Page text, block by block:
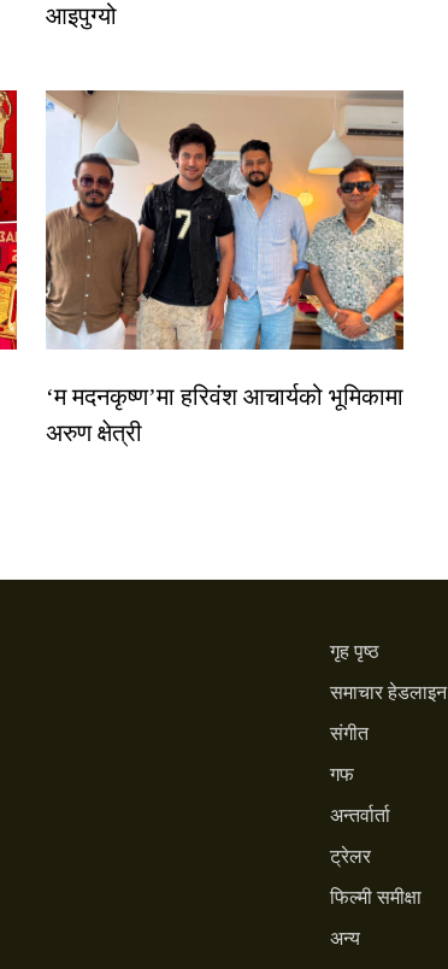
आइपुग्यो
‘म मदनकृष्ण’मा हरिवंश आचार्यको भूमिकामा
अरुण क्षेत्री
गृह पृष्ठ
समाचार हेडलाइन
संगीत
गफ
अन्तर्वार्ता
ट्रेलर
फिल्मी समीक्षा
अन्य